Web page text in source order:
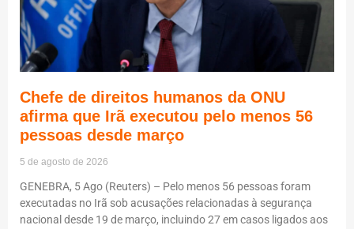
Chefe de direitos humanos da ONU
afirma que Irã executou pelo menos 56
pessoas desde março
5 de agosto de 2026
GENEBRA, 5 Ago (Reuters) – Pelo menos 56 pessoas foram
executadas no Irã sob acusações relacionadas à segurança
nacional desde 19 de março, incluindo 27 em casos ligados aos